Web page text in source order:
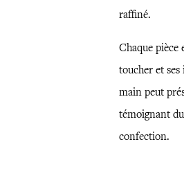
raffiné.
Chaque pièce
toucher et
main peut
témoignant
confection.